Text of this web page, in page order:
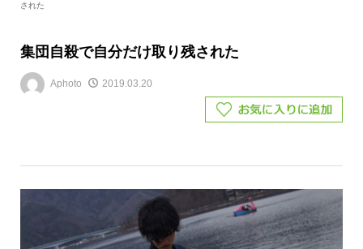
された
集団自殺で自分だけ取り残された
Aphoto 2019.03.20